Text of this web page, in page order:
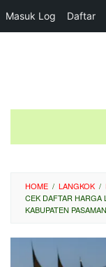
Masuk Log Daftar
HOME / LANGKOK /
CEK DAFTAR HARGA
KABUPATEN